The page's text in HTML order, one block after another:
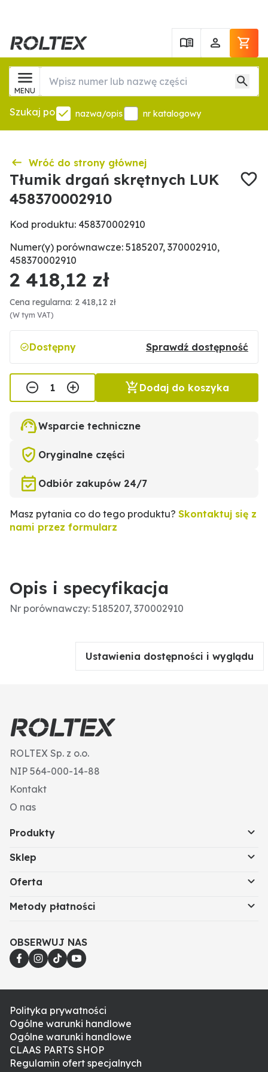
MENU
Szukaj po nazwa/opis nr katalogowy
Wróć do strony głównej
Tłumik drgań skrętnych LUK
458370002910
Kod produktu: 458370002910
Numer(y) porównawcze: 5185207, 370002910,
458370002910
2 418,12 zł
Cena regularna: 2 418,12 zł
(W tym VAT)
Dostępny Sprawdź dostępność
Dodaj do koszyka
Wsparcie techniczne
Oryginalne części
Odbiór zakupów 24/7
Masz pytania co do tego produktu? Skontaktuj się z
nami przez formularz
Opis i specyfikacja
Nr porównawczy: 5185207, 370002910
Ustawienia dostępności i wyglądu
ROLTEX Sp. z o.o.
NIP 564-000-14-88
Kontakt
O nas
Produkty
Sklep
Oferta
Metody płatności
OBSERWUJ NAS
Polityka prywatności
Ogólne warunki handlowe
Ogólne warunki handlowe
CLAAS PARTS SHOP
Regulamin ofert specjalnych